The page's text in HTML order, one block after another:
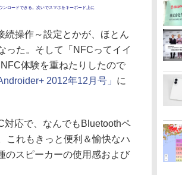
ンロードできる。次いでスマホをキーボード上に
操作～設定とかが、ほとん
った。そして「NFCってイイ
体験を重ねたりしたので
2012年12月号」 に
応で、なんでもBluetoothペ
これもきっと便利＆愉快なハ
スピーカーの使用感および